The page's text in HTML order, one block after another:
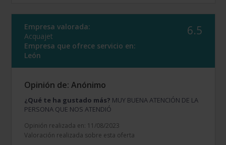
Empresa valorada:
Acquajet
Empresa que ofrece servicio en:
León
6.5
Opinión de: Anónimo
¿Qué te ha gustado más? MUY BUENA ATENCIÓN DE LA
PERSONA QUE NOS ATENDIÓ
Opinión realizada en: 11/08/2023
Valoración realizada sobre esta oferta